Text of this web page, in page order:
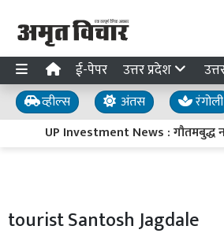
ई-पेपर उत्तर प्रदेश
व्हील्स अंतस रंगोली
UP Investment News : गौतमबुद्ध
tourist Santosh Jagdale